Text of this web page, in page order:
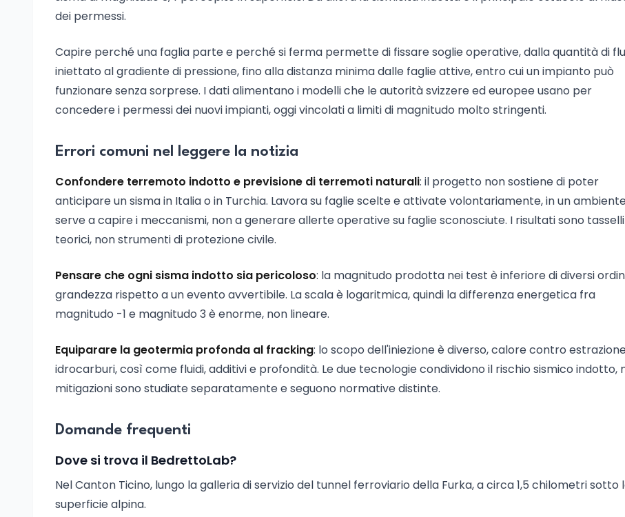
dei permessi.
Capire perché una faglia parte e perché si ferma permette di fissare soglie operative, dalla quantità di
iniettato al gradiente di pressione, fino alla distanza minima dalle faglie attive, entro cui un impianto può
funzionare senza sorprese. I dati alimentano i modelli che le autorità svizzere ed europee usano per
concedere i permessi dei nuovi impianti, oggi vincolati a limiti di magnitudo molto stringenti.
Errori comuni nel leggere la notizia
Confondere terremoto indotto e previsione di terremoti naturali: il progetto non sostiene di poter
anticipare un sisma in Italia o in Turchia. Lavora su faglie scelte e attivate volontariamente, in un
serve a capire i meccanismi, non a generare allerte operative su faglie sconosciute. I risultati sono tasselli
teorici, non strumenti di protezione civile.
Pensare che ogni sisma indotto sia pericoloso: la magnitudo prodotta nei test è inferiore di diversi
grandezza rispetto a un evento avvertibile. La scala è logaritmica, quindi la differenza energetica fra
magnitudo -1 e magnitudo 3 è enorme, non lineare.
Equiparare la geotermia profonda al fracking: lo scopo dell'iniezione è diverso, calore contro
idrocarburi, così come fluidi, additivi e profondità. Le due tecnologie condividono il rischio sismico indotto,
mitigazioni sono studiate separatamente e seguono normative distinte.
Domande frequenti
Dove si trova il BedrettoLab?
Nel Canton Ticino, lungo la galleria di servizio del tunnel ferroviario della Furka, a circa 1,5 chilometri sotto
superficie alpina.